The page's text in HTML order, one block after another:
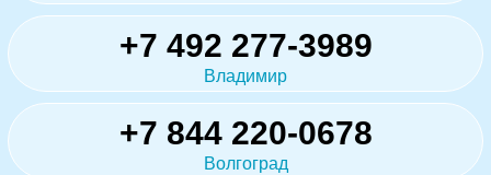
+7 492 277-3989
Владимир
+7 844 220-0678
Волгоград